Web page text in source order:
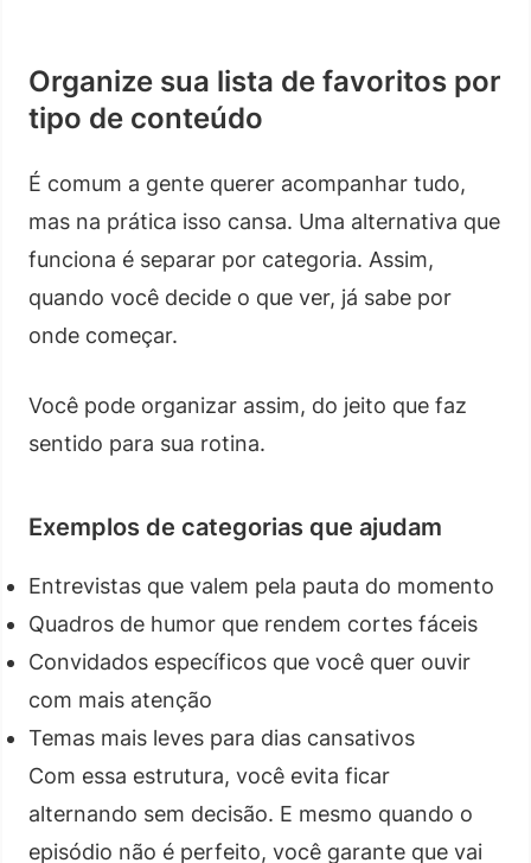
Organize sua lista de favoritos por
tipo de conteúdo
É comum a gente querer acompanhar tudo,
mas na prática isso cansa. Uma alternativa que
funciona é separar por categoria. Assim,
quando você decide o que ver, já sabe por
onde começar.
Você pode organizar assim, do jeito que faz
sentido para sua rotina.
Exemplos de categorias que ajudam
Entrevistas que valem pela pauta do momento
Quadros de humor que rendem cortes fáceis
Convidados específicos que você quer ouvir
com mais atenção
Temas mais leves para dias cansativos
Com essa estrutura, você evita ficar
alternando sem decisão. E mesmo quando o
episódio não é perfeito, você garante que vai